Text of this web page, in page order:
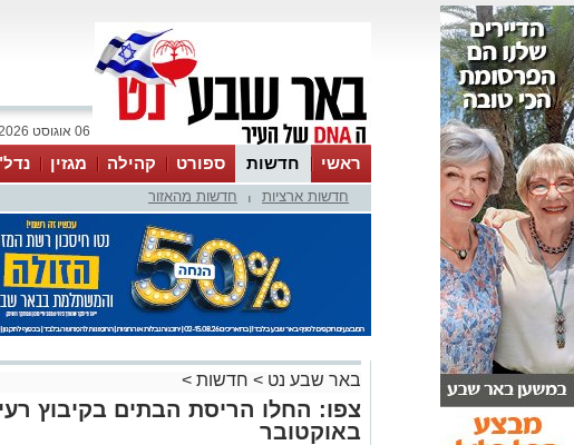
06 אוגוסט 2026 / 10:44
ראשי חדשות ספורט קהילה מגזין
עסקים
טיפים והמלצותחדשות ארציות חדשות מהאזור
באר שבע נט > חדשות >
באוקטובר